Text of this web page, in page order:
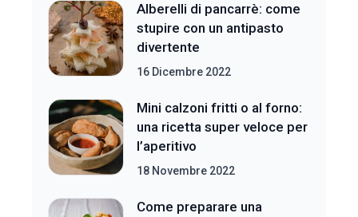
Alberelli di pancarrè: come
stupire con un antipasto
divertente
16 Dicembre 2022
Mini calzoni fritti o al forno:
una ricetta super veloce per
l’aperitivo
18 Novembre 2022
Come preparare una